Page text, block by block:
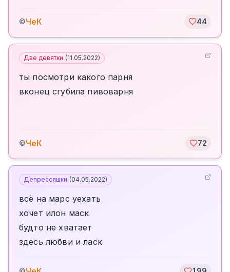
©ЧеК 44
Две девятки (11.05.2022)
ты посмотри какого парня
вконец сгубила пивоварня
©ЧеК 72
Депрессяшки (04.05.2022)
всё на марс уехать
хочет илон маск
будто не хватает
здесь любви и ласк